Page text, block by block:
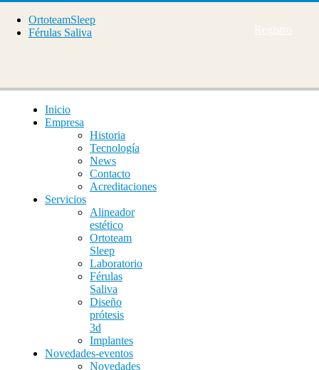
Registro
OrtoteamSleep
Férulas Saliva
Inicio
Empresa
Historia
Tecnología
News
Contacto
Acreditaciones
Servicios
Alineador
estético
Ortoteam
Sleep
Laboratorio
Férulas
Saliva
Diseño
prótesis
3d
Implantes
Novedades-eventos
Novedades